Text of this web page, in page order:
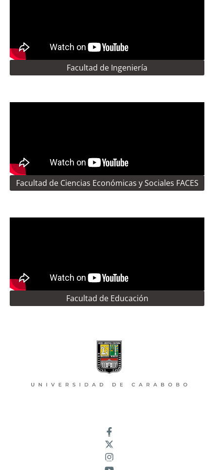
Facultad de Ingeniería
Facultad de Ciencias Económicas y Sociales FACES
Facultad de Educación